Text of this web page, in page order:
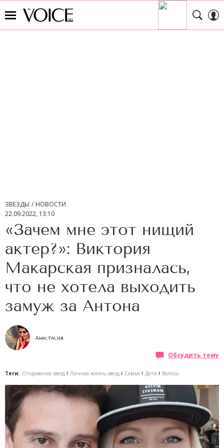
ЗВЕЗДЫ
НОВОСТИ
22.09.2022, 13:10
«Зачем мне этот нищий
актер?»: Виктория
Макарская призналась,
что не хотела выходить
замуж за Антона
Анастасия
Обсудить тему
Теги: Откровения звезд Личная жизнь звезд Семья Дети Волосы